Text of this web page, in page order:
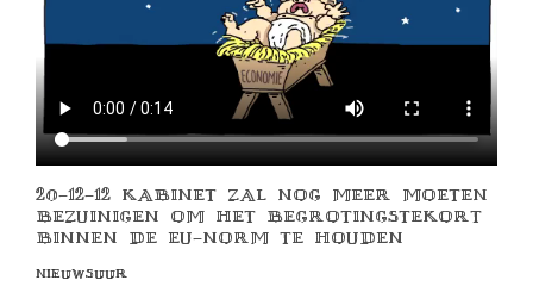
20-12-12 KABINET ZAL NOG MEER MOETEN
BEZUINIGEN OM HET BEGROTINGSTEKORT
BINNEN DE EU-NORM TE HOUDEN
NIEUWSUUR